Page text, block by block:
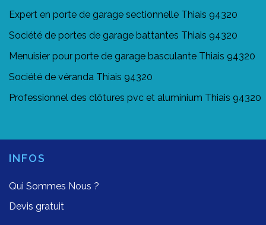
Expert en porte de garage sectionnelle Thiais 94320
Société de portes de garage battantes Thiais 94320
Menuisier pour porte de garage basculante Thiais 94320
Société de véranda Thiais 94320
Professionnel des clôtures pvc et aluminium Thiais 94320
INFOS
Qui Sommes Nous ?
Devis gratuit